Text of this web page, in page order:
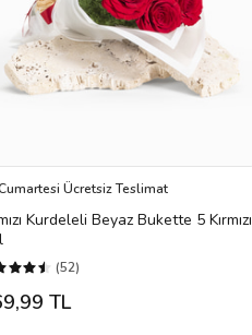
Ücretsiz Teslimat
Kurdeleli Beyaz Bukette 5 Kırmızı
(52)
TL